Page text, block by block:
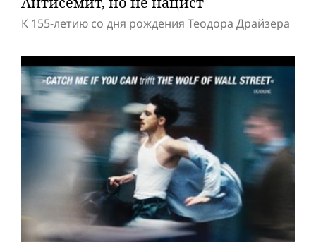
К 155-летию со дня рождения Теодора Драйзера